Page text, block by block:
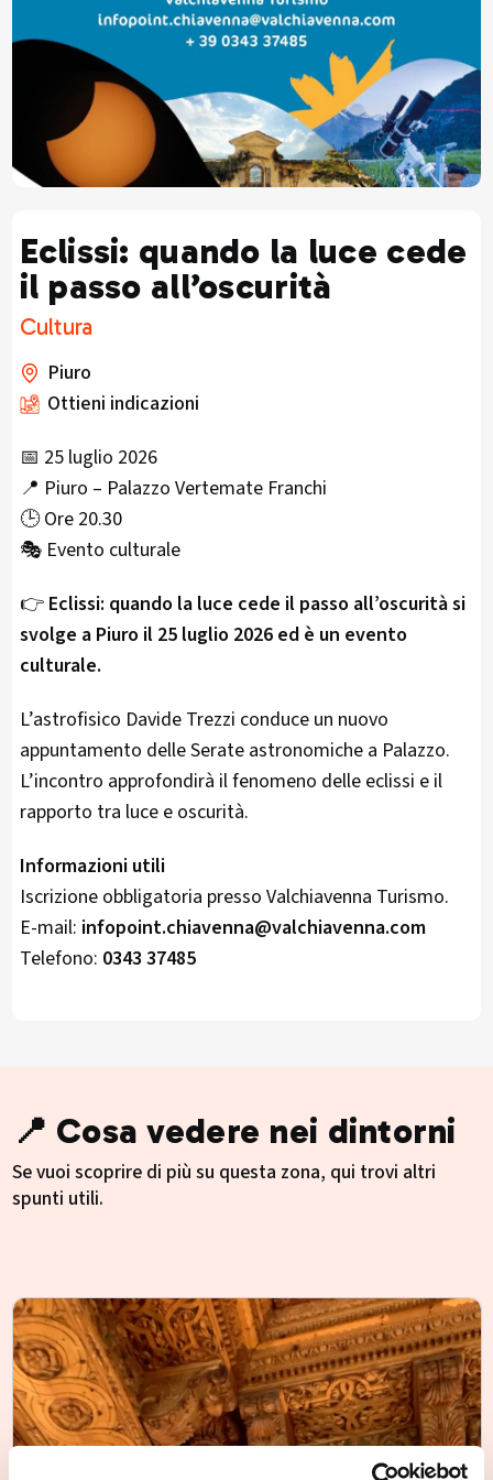
Eclissi: quando la luce cede
il passo all’oscurità
Cultura
Piuro
Ottieni indicazioni
📅 25 luglio 2026
📍 Piuro – Palazzo Vertemate Franchi
🕒 Ore 20.30
🎭 Evento culturale
👉 Eclissi: quando la luce cede il passo all’oscurità si
svolge a Piuro il 25 luglio 2026 ed è un evento
culturale.
L’astrofisico Davide Trezzi conduce un nuovo
appuntamento delle Serate astronomiche a Palazzo.
L’incontro approfondirà il fenomeno delle eclissi e il
rapporto tra luce e oscurità.
Informazioni utili
Iscrizione obbligatoria presso Valchiavenna Turismo.
E-mail: infopoint.chiavenna@valchiavenna.com
Telefono: 0343 37485
📍 Cosa vedere nei dintorni
Se vuoi scoprire di più su questa zona, qui trovi altri
spunti utili.